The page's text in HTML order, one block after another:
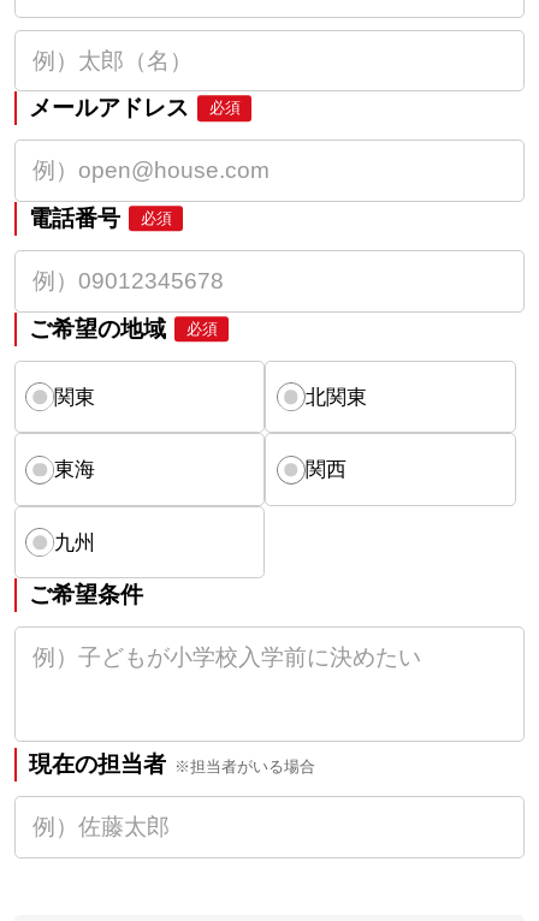
メールアドレス 必須
電話番号 必須
ご希望の地域 必須
関東 北関東
東海 関西
九州
ご希望条件
現在の担当者 ※担当者がいる場合